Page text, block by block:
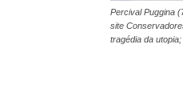
Percival Puggina
site
tragédia da